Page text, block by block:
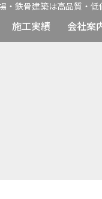
・鉄骨建築は高品質・
施工実績 会社案